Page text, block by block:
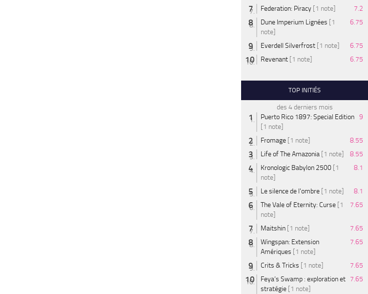
Federation: Piracy [1 note]
7.2
Dune Imperium Lignées [1
note]
6.75
Everdell Silverfrost [1 note]
6.75
Revenant [1 note] 6.75
TOP INITIÉS
des 4 derniers mois
Puerto Rico 1897: Special Edition
[1 note]
9
Fromage [1 note]
8.55
Life of The Amazonia [1 note]
8.55
Kronologic Babylon 2500 [1
note]
8.1
Le silence de l'ombre [1 note]
8.1
The Vale of Eternity: Curse [1
note]
7.65
Maitshin [1 note]
7.65
Wingspan: Extension
Amériques [1 note]
7.65
Crits & Tricks [1 note]
7.65
Feya’s Swamp : exploration et
stratégie [1 note]
7.65